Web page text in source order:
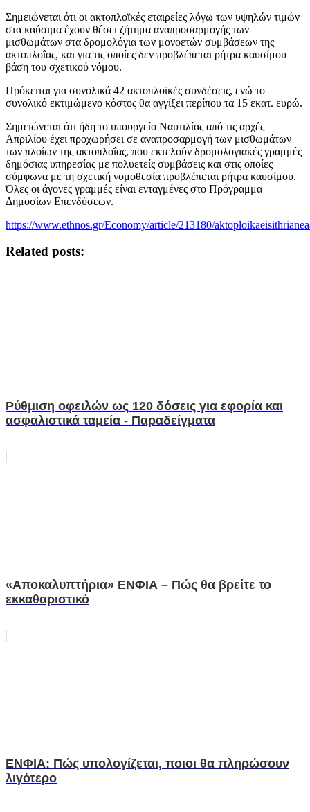
Σημειώνεται ότι οι ακτοπλοϊκές εταιρείες λόγω των υψηλών τιμών
στα καύσιμα έχουν θέσει ζήτημα αναπροσαρμογής των
μισθωμάτων στα δρομολόγια των μονοετών συμβάσεων της
ακτοπλοΐας, και για τις οποίες δεν προβλέπεται ρήτρα καυσίμου
βάση του σχετικού νόμου.
Πρόκειται για συνολικά 42 ακτοπλοϊκές συνδέσεις, ενώ το
συνολικό εκτιμώμενο κόστος θα αγγίξει περίπου τα 15 εκατ. ευρώ.
Σημειώνεται ότι ήδη το υπουργείο Ναυτιλίας από τις αρχές
Απριλίου έχει προχωρήσει σε αναπροσαρμογή των μισθωμάτων
των πλοίων της ακτοπλοΐας, που εκτελούν δρομολογιακές γραμμές
δημόσιας υπηρεσίας με πολυετείς συμβάσεις και στις οποίες
σύμφωνα με τη σχετική νομοθεσία προβλέπεται ρήτρα καυσίμου.
Όλες οι άγονες γραμμές είναι ενταγμένες στο Πρόγραμμα
Δημοσίων Επενδύσεων.
https://www.ethnos.gr/Economy/article/213180/
Related posts:
Ρύθμιση οφειλών ως 120 δόσεις για εφορία και
ασφαλιστικά ταμεία - Παραδείγματα
«Αποκαλυπτήρια» ΕΝΦΙΑ – Πώς θα βρείτε το
εκκαθαριστικό
ΕΝΦΙΑ: Πώς υπολογίζεται, ποιοι θα πληρώσουν
λιγότερο